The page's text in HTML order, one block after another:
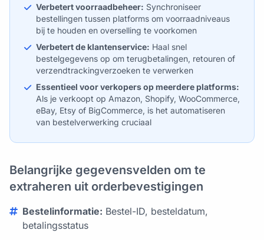
Verbetert voorraadbeheer: Synchroniseer
bestellingen tussen platforms om voorraadniveaus
bij te houden en overselling te voorkomen
Verbetert de klantenservice: Haal snel
bestelgegevens op om terugbetalingen, retouren of
verzendtrackingverzoeken te verwerken
Essentieel voor verkopers op meerdere platforms:
Als je verkoopt op Amazon, Shopify, WooCommerce,
eBay, Etsy of BigCommerce, is het automatiseren
van bestelverwerking cruciaal
Belangrijke gegevensvelden om te
extraheren uit orderbevestigingen
Bestelinformatie: Bestel-ID, besteldatum,
betalingsstatus